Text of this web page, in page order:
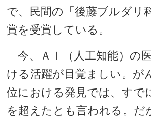
で、民間の「後藤ブルダリ
賞を受賞している。
今、ＡＩ（人工知能）の
ける活躍が目覚ましい。が
位における発見では、すで
を超えたとも言われる。だ